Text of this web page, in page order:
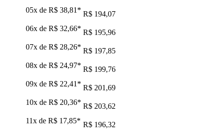
05x de R$ 38,81 * R$ 194,07
06x de R$ 32,66* R$ 195,96
07x de R$ 28,26* R$ 197,85
08x de R$ 24,97* R$ 199,76
09x de R$ 22,41 * R$ 201,69
10x de R$ 20,36* R$ 203,62
11x de R$ 17,85* R$ 196,32